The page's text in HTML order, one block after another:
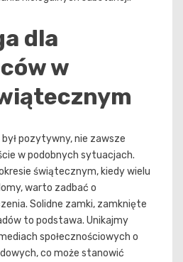
dla
w
pozytywny, nie zawsze
w podobnych sytuacjach.
świątecznym, kiedy wielu
warto zadbać o
Solidne zamki, zamknięte
to podstawa. Unikajmy
społecznościowych o
co może stanowić